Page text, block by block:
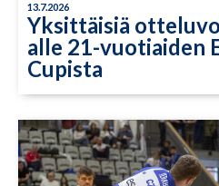
13.7.2026
Yksittäisiä
alle 21-vuotiaiden
Cupista